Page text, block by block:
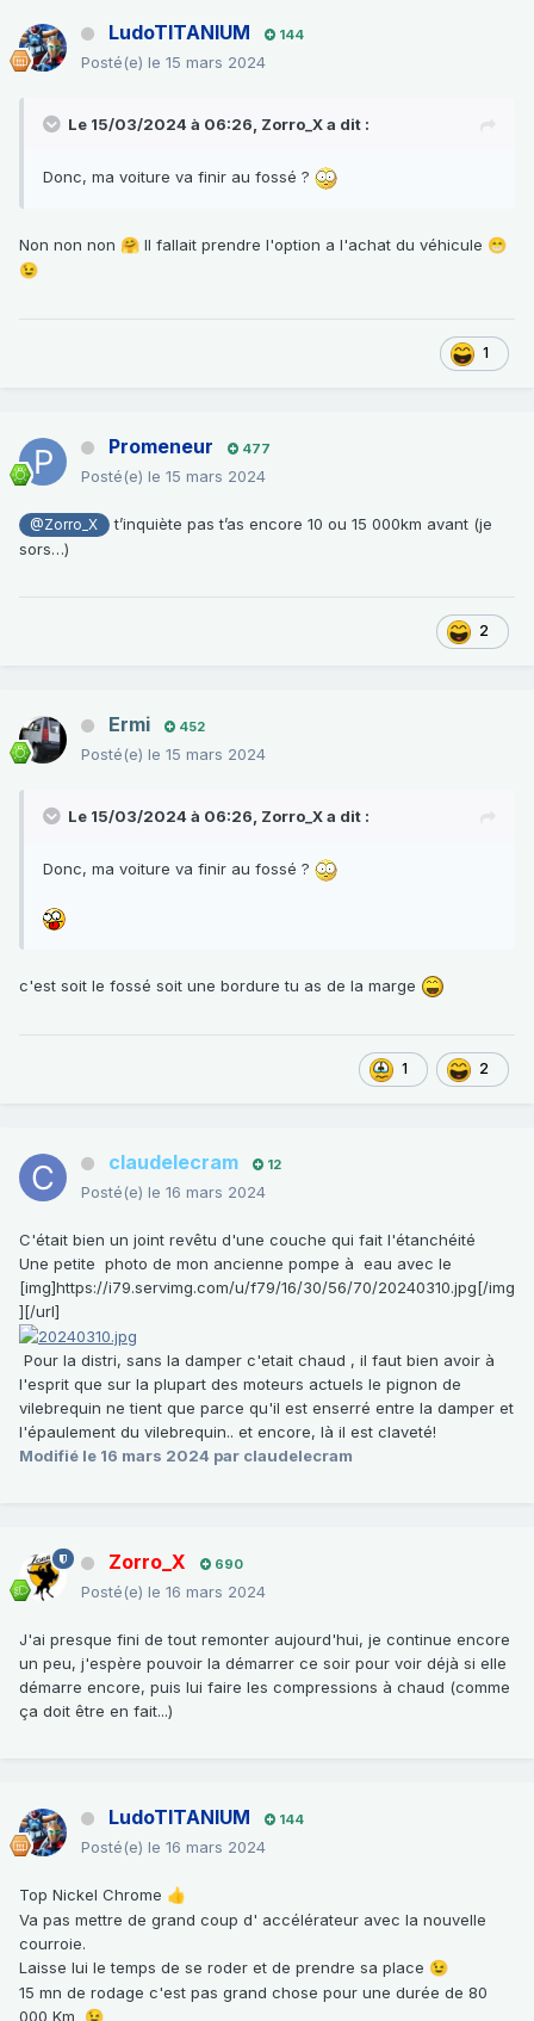
LudoTITANIUM 144
Posté(e) le 15 mars 2024
Le 15/03/2024 à 06:26, Zorro_Xa dit :
Donc, ma voiture va finir au fossé ?
Non non non 🤗 Il fallait prendre l'option a l'achat du véhicule 😁
😉
1
Promeneur 477
Posté(e) le 15 mars 2024
@Zorro_X
t’inquiète pas t’as encore 10 ou 15 000km avant (je
sors…)
2
Ermi 452
Posté(e) le 15 mars 2024
Le 15/03/2024 à 06:26, Zorro_Xa dit :
Donc, ma voiture va finir au fossé ?
c'est soit le fossé soit une bordure tu as de la marge
1 2
claudelecram 12
Posté(e) le 16 mars 2024
C'était bien un joint revêtu d'une couche qui fait l'étanchéité
Une petite photo de mon ancienne pompe à eau avec le
[img]https://i79.servimg.com/u/f79/16/30/56/70/20240310.jpg[/img
][/url]
Pour la distri, sans la damper c'etait chaud , il faut bien avoir à
l'esprit que sur la plupart des moteurs actuels le pignon de
vilebrequin ne tient que parce qu'il est enserré entre la damper et
l'épaulement du vilebrequin.. et encore, là il est claveté!
Modifié le 16 mars 2024 par claudelecram
Zorro_X 690
Posté(e) le 16 mars 2024
J'ai presque fini de tout remonter aujourd'hui, je continue encore
un peu, j'espère pouvoir la démarrer ce soir pour voir déjà si elle
démarre encore, puis lui faire les compressions à chaud (comme
ça doit être en fait...)
LudoTITANIUM 144
Posté(e) le 16 mars 2024
Top Nickel Chrome 👍
Va pas mettre de grand coup d' accélérateur avec la nouvelle
courroie.
Laisse lui le temps de se roder et de prendre sa place 😉
15 mn de rodage c'est pas grand chose pour une durée de 80
000 Km 😉